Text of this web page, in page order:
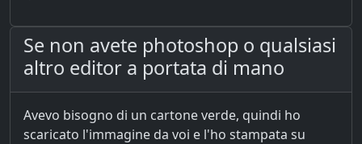
Se non avete photoshop o qualsiasi
altro editor a portata di mano
Avevo bisogno di un cartone verde, quindi ho
scaricato l'immagine da voi e l'ho stampata su